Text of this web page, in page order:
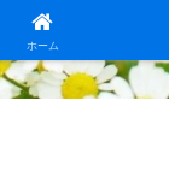
ホーム日本第一！